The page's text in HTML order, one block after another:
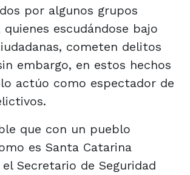
por algunos grupos
quienes escudándose bajo
cometen delitos
embargo, en estos hechos
actúo como espectador de
que con un pueblo
es Santa Catarina
el Secretario de Seguridad